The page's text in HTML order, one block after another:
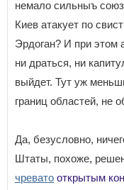
немало сильныъ
Киев атакует по
Эрдоган? И при этом
ни драться, ни
выйдет. Тут уж
границ областей, не
Да, безусловно,
Штаты, похоже,
чревато открытым